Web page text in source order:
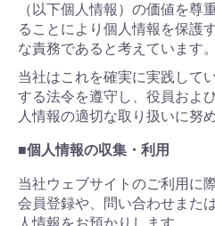
（以下個人情報）の価値を尊
ることにより個人情報を保護
な責務であると考えています。
当社はこれを確実に実践して
する法令を遵守し、役員およ
人情報の適切な取り扱いに努め
■個人情報の収集・利用
当社ウェブサイトのご利用に
会員登録や、問い合わせまた